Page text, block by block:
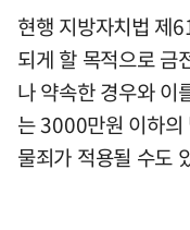
현행 지방자치법 제
되게 할 목적으로 금
나 약속한 경우와 이
는 3000만원 이하의
물죄가 적용될 수도